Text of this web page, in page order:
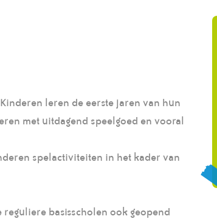
leren de eerste jaren van hun
met uitdagend speelgoed en vooral
spelactiviteiten in het kader van
basisscholen ook geopend